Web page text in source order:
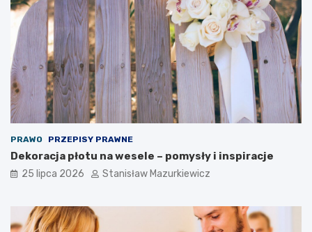
PRAWO PRZEPISY PRAWNE
Dekoracja płotu na wesele – pomysły i inspiracje
25 lipca 2026 Stanisław Mazurkiewicz